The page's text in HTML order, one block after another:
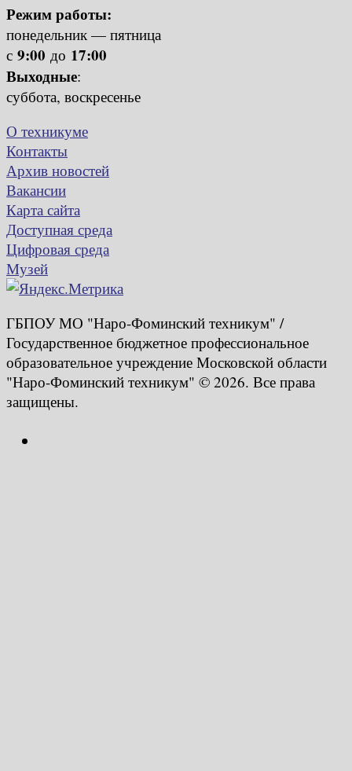
Режим работы:
понедельник — пятница
с 9:00 до 17:00
Выходные:
суббота, воскресенье
О техникуме
Контакты
Архив новостей
Вакансии
Карта сайта
Доступная среда
Цифровая среда
Музей
ГБПОУ МО "Наро-Фоминский техникум" /
Государственное бюджетное профессиональное
образовательное учреждение Московской области
"Наро-Фоминский техникум" © 2026. Все права
защищены.